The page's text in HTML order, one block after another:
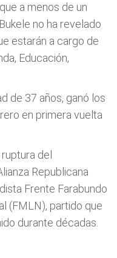
a menos de un
no ha revelado
estarán a cargo de
Educación,
de 37 años, ganó los
en primera vuelta
del
Republicana
Frente Farabundo
(FMLN), partido que
durante décadas.